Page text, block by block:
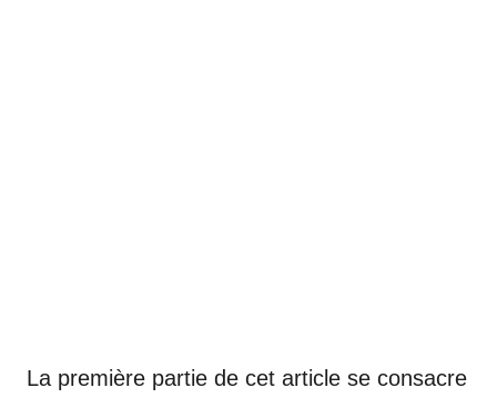
La première partie de cet article se consacre